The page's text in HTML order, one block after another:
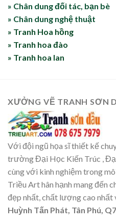
» Chân dung đối tác, bạn bè
» Chân dung nghệ thuật
» Tranh Hoa hồng
» Tranh hoa đào
» Tranh hoa lan
XƯỞNG VẼ TRANH SƠN
Với đội ngũ họa sĩ thiết kế
trường Đại Học Kiến Trúc ,
cùng với kinh nghiệm trong
Triều Art hân hạnh mang đến
đẹp nhất, chất lượng cao nhất
Huỳnh Tấn Phát, Tân Phú,